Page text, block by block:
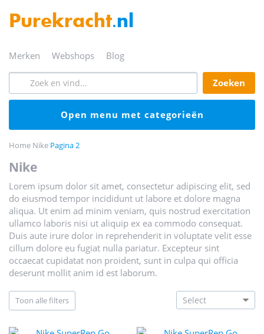
Purekracht.nl
merken webshops blog
zoeken
open menu met categorieën
Home Nike Pagina 2
nike
Lorem ipsum dolor sit amet, consectetur adipiscing elit, sed
do eiusmod tempor incididunt ut labore et dolore magna
aliqua. Ut enim ad minim veniam, quis nostrud exercitation
ullamco laboris nisi ut aliquip ex ea commodo consequat.
Duis aute irure dolor in reprehenderit in voluptate velit esse
cillum dolore eu fugiat nulla pariatur. Excepteur sint
occaecat cupidatat non proident, sunt in culpa qui officia
deserunt mollit anim id est laborum.
toon alle filters